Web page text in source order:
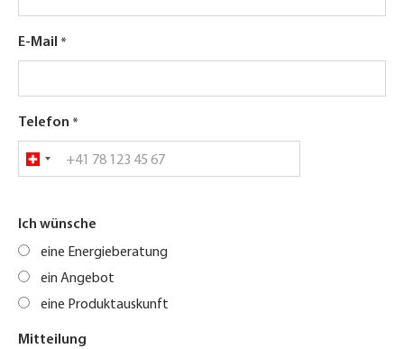
E-Mail
Telefon
Ich wünsche
eine Energieberatung
ein Angebot
eine Produktauskunft
Mitteilung